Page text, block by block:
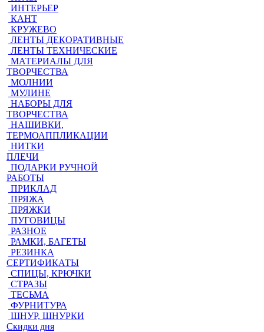
ИНТЕРЬЕР
КАНТ
КРУЖЕВО
ЛЕНТЫ ДЕКОРАТИВНЫЕ
ЛЕНТЫ ТЕХНИЧЕСКИЕ
МАТЕРИАЛЫ ДЛЯ
ТВОРЧЕСТВА
МОЛНИИ
МУЛИНЕ
НАБОРЫ ДЛЯ
ТВОРЧЕСТВА
НАШИВКИ,
ТЕРМОАППЛИКАЦИИ
НИТКИ
ПЛЕЧИ
ПОДАРКИ РУЧНОЙ
РАБОТЫ
ПРИКЛАД
ПРЯЖА
ПРЯЖКИ
ПУГОВИЦЫ
РАЗНОЕ
РАМКИ, БАГЕТЫ
РЕЗИНКА
СЕРТИФИКАТЫ
СПИЦЫ, КРЮЧКИ
СТРАЗЫ
ТЕСЬМА
ФУРНИТУРА
ШНУР, ШНУРКИ
Скидки дня